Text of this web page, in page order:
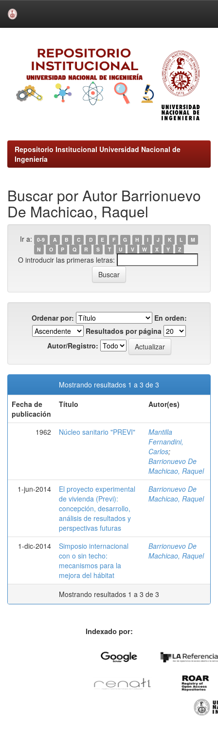
Repositorio Institucional Universidad Nacional de
Ingeniería
Buscar por Autor Barrionuevo
De Machicao, Raquel
Ir a: 0-9 A B C D E F G H I J K L
M
N
O P Q R S T U V W X Y Z
O introducir las primeras letras:
Ordenar por:
En orden:
Resultados por página
Autor/Registro:
Mostrando resultados 1 a 3 de 3
Fecha de
publicación
Título Autor(es)
1962 Núcleo sanitario "PREVI"
Mantilla
Fernandini,
Carlos;
Barrionuevo De
Machicao, Raquel
1-jun-2014
El proyecto experimental
de vivienda (Previ):
concepción, desarrollo,
análisis de resultados y
perspectivas futuras
Barrionuevo De
Machicao, Raquel
1-dic-2014
Simposio internacional
con o sin techo:
mecanismos para la
mejora del hábitat
Barrionuevo De
Machicao, Raquel
Mostrando resultados 1 a 3 de 3
Indexado por: